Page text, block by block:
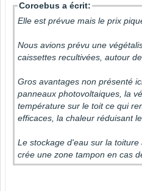
Coroebus a écrit:
Elle est prévue mais le prix
Nous avions prévu une
caissettes recultivées, autour
Gros avantages non présenté
panneaux photovoltaiques, la
température sur le toit ce qui
efficaces, la chaleur réduisant
Le stockage d'eau sur la
crée une zone tampon en cas